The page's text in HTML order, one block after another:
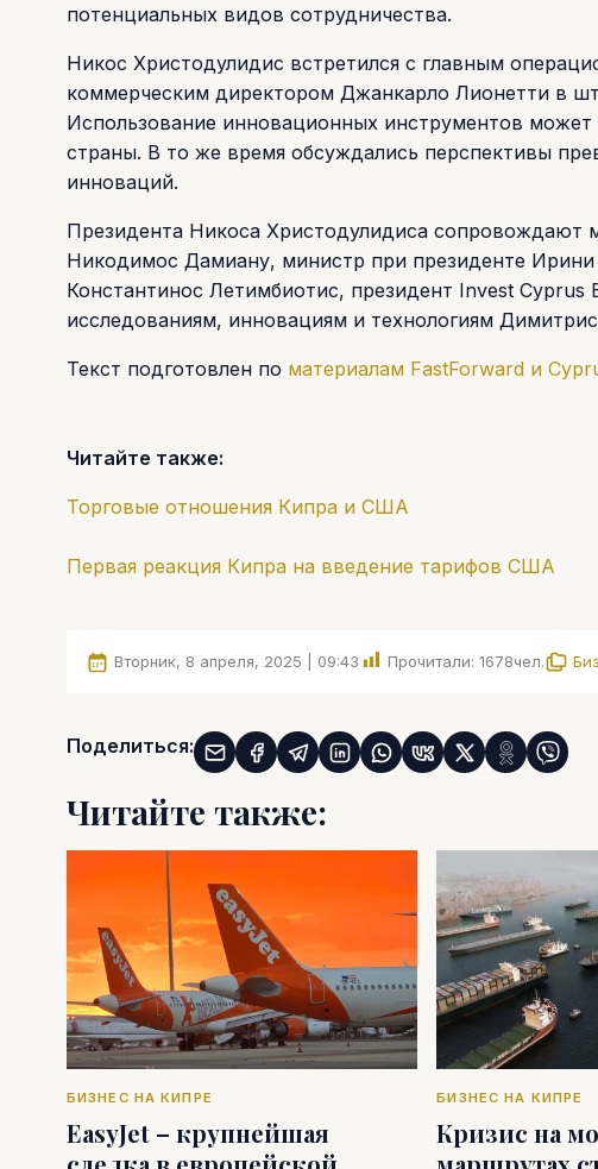
потенциальных видов сотрудничества.
Никос Христодулидис встретился с главным
коммерческим директором Джанкарло Лионетти в
Использование инновационных инструментов
страны. В то же время обсуждались перспективы
инноваций.
Президента Никоса Христодулидиса сопровождают
Никодимос Дамиану, министр при президенте
Константинос Летимбиотис, президент Invest
исследованиям, инновациям и технологиям
Текст подготовлен по материалам FastForward и
Читайте также:
Торговые отношения Кипра и США
Первая реакция Кипра на введение тарифов США
Вторник, 8 апреля, 2025 | 09:43 Прочитали: 1678чел.
Поделиться:
Читайте также:
БИЗНЕС НА КИПРЕ
EasyJet – крупнейшая
БИЗНЕС НА КИПРЕ
Кризис на